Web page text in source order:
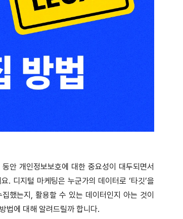
안 개인정보보호에 대한 중요성이 대두되면서
. 디지털 마케팅은 누군가의 데이터로 ‘타깃’을
했는지, 활용할 수 있는 데이터인지 아는 것이
법에 대해 알려드릴까 합니다.